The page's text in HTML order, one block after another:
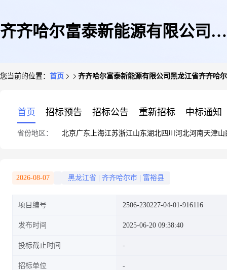
齐齐哈尔富泰新能源有限公司黑
分布式光伏发电项目
您当前的位置： 首页 齐齐哈尔富泰新能源有限公司黑龙江省齐齐哈
首页 招标预告 招标公告 重新招标 中标通知
省份地区： 北京广东 上海江苏浙江山东湖北四川 河北河南天津山
2026-08-07 黑龙江省 齐齐哈尔市 富裕县
项目编号 2506-230227-04-01-916116
发布时间 2025-06-20 09:38:40
投标截止时间
招标单位